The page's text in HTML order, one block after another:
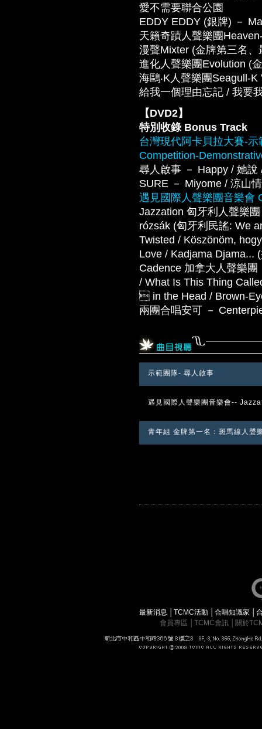
愛不需要聯合公園
EDDY EDDY (銀牌) －
天籟奇蹟人聲樂團
漫聲Mixter (金牌第三名
進化人聲樂團Evolution (
海鷗‧K人聲樂團Seagull-
給我一個理由忘記 / 我要
【DVD2】
特別收錄 Bonus Track
台灣現代阿卡貝拉大賽-
Competition-
尋人啟事 － Happy / 她
SURE － Miyome / 涼山
遇見國際人聲樂團音樂會
Jazzation 匈牙利人聲樂
rózsák (匈牙利民謠: We
Twisted / Köszönöm,
Love / Kadjama Djama...
Cadence 加拿大人聲樂
/ What Is This Thing
 in the Head / Brown-
兩團合唱安可 －
示範團隊- 尋人啟事
遇見國際人聲樂團音樂會--
青年組 金牌第一名：斑馬線人
最新消息 │TCMC活動 │合唱知識家 │
會員專區
TCMC會訊 關於